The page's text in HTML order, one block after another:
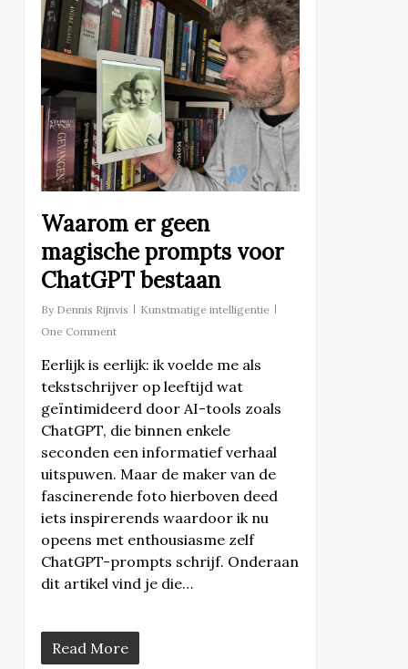
Waarom er geen
magische prompts voor
ChatGPT bestaan
By Dennis Rijnvis
Kunstmatige intelligentie
One Comment
Eerlijk is eerlijk: ik voelde me als
tekstschrijver op leeftijd wat
geïntimideerd door AI-tools zoals
ChatGPT, die binnen enkele
seconden een informatief verhaal
uitspuwen. Maar de maker van de
fascinerende foto hierboven deed
iets inspirerends waardoor ik nu
opeens met enthousiasme zelf
ChatGPT-prompts schrijf. Onderaan
dit artikel vind je die…
Read More